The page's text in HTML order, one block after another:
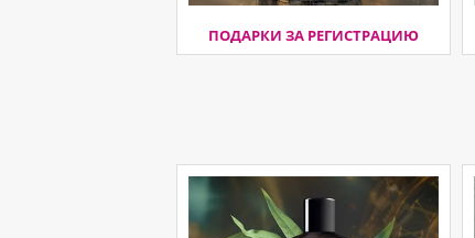
ПОДАРКИ ЗА РЕГИСТРАЦИЮ